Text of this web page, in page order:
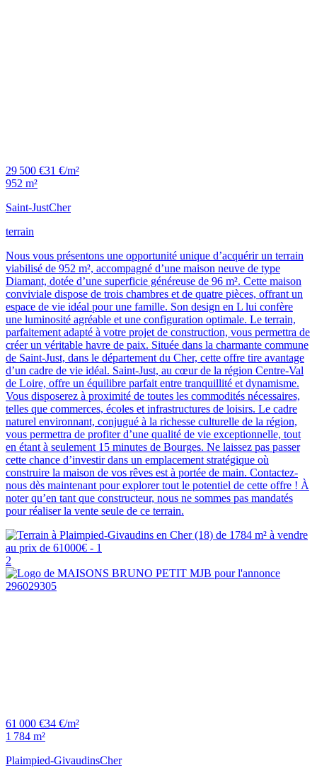
29 500 €31 €/m²
952 m²
Saint-JustCher
terrain
Nous vous présentons une opportunité unique d’acquérir un terrain
viabilisé de 952 m², accompagné d’une maison neuve de type
Diamant, dotée d’une superficie généreuse de 96 m². Cette maison
conviviale dispose de trois chambres et de quatre pièces, offrant un
espace de vie idéal pour une famille. Son design en L lui confère
une luminosité agréable et une configuration optimale. Le terrain,
parfaitement adapté à votre projet de construction, vous permettra de
créer un véritable havre de paix. Située dans la charmante commune
de Saint-Just, dans le département du Cher, cette offre tire avantage
d’un cadre de vie idéal. Saint-Just, au cœur de la région Centre-Val
de Loire, offre un équilibre parfait entre tranquillité et dynamisme.
Vous disposerez à proximité de toutes les commodités nécessaires,
telles que commerces, écoles et infrastructures de loisirs. Le cadre
naturel environnant, conjugué à la richesse culturelle de la région,
vous permettra de profiter d’une qualité de vie exceptionnelle, tout
en étant à seulement 15 minutes de Bourges. Ne laissez pas passer
cette chance d’investir dans un emplacement stratégique où
construire la maison de vos rêves est à portée de main. Contactez-
nous dès maintenant pour explorer tout le potentiel de cette offre ! À
noter qu’en tant que constructeur, nous ne sommes pas mandatés
pour réaliser la vente seule de ce terrain.
2
61 000 €34 €/m²
1 784 m²
Plaimpied-GivaudinsCher